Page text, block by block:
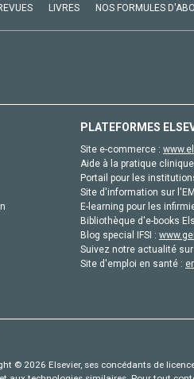
LIVRES NOS FORMULES
PLATEFORMES
Site e-commerce :
Aide à la pratique
Portail pour les
Site d'information sur
E-learning pour les
Bibliothèque d'e-books
Blog special IFSI :
Suivez notre actualité
Site d'emploi en santé :
© 2026 Elsevier, ses concédants de